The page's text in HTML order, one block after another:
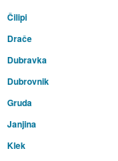
Čilipi
Drače
Dubravka
Dubrovnik
Gruda
Janjina
Klek